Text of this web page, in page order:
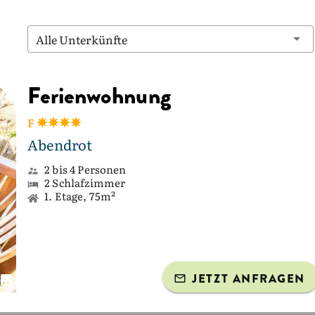
Alle Unterkünfte
Ferienwohnung
F
Abendrot
2 bis 4 Personen
2 Schlafzimmer
1. Etage, 75m²
JETZT ANFRAGEN